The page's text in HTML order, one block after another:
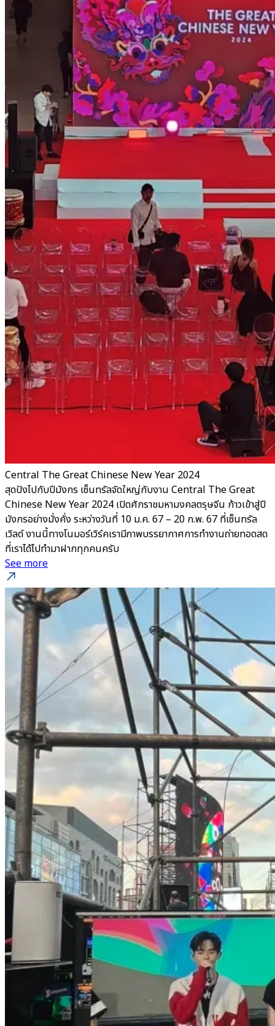
Central The Great Chinese New Year 2024
สุดปังไปกับปีมังกร เซ็นทรัลจัดใหญ่กับงาน Central The Great
Chinese New Year 2024 เปิดศักราชมหามงคลตรุษจีน ก้าวเข้าสู่ปี
มังกรอย่างมั่งคั่ง ระหว่างวันที่ 10 ม.ค. 67 – 20 ก.พ. 67 ที่เซ็นทรัล
เวิลด์ งานนี้ทางโนมอร์เวิร์คเรามีภาพบรรยากาศการทำงานถ่ายทอดสด
ที่เราได้ไปทำมาฝากทุกคนครับ
See more